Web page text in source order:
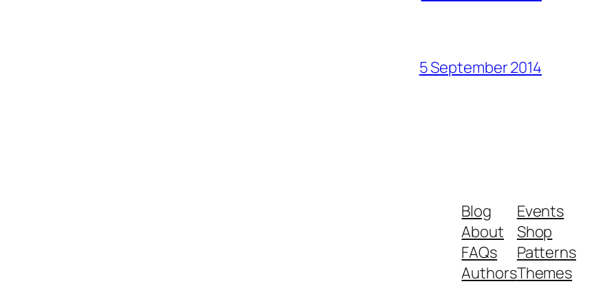
5 September 2014
Blog
About
FAQs
Authors
Events
Shop
Patterns
Themes